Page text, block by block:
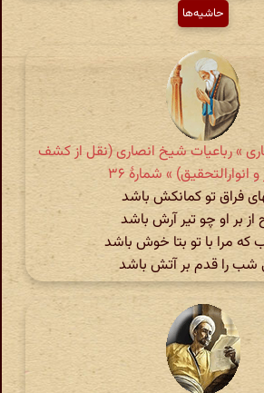
حاشیه‌ها
» رباعیات شیخ انصاری (نقل از کشف
و انوارالتحقیق) » شمارهٔ ۳۶
فراق تو کمانکش باشد
بر او چو تیر آرش باشد
مرا با تو بتا خوش باشد
شب را قدم بر آتش باشد